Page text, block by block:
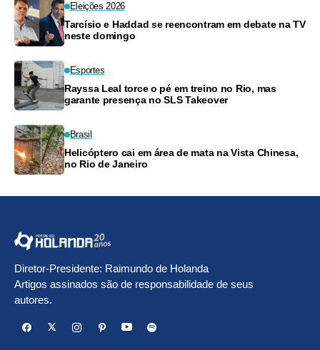
Eleições 2026
Tarcísio e Haddad se reencontram em debate na TV
neste domingo
Esportes
Rayssa Leal torce o pé em treino no Rio, mas
garante presença no SLS Takeover
Brasil
Helicóptero cai em área de mata na Vista Chinesa,
no Rio de Janeiro
Diretor-Presidente: Raimundo de Holanda
Artigos assinados são de responsabilidade de seus
autores.